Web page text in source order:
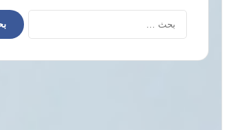
البحث
عن: